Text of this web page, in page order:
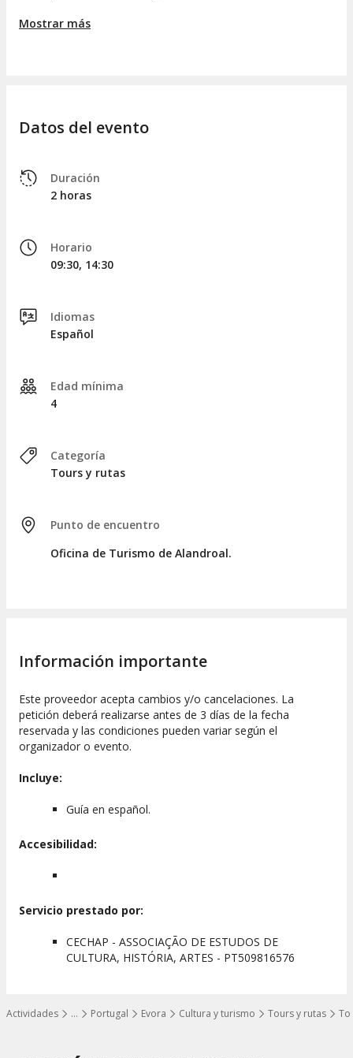
…
Mostrar todos los niveles
Actividades Portugal Evora Cultura y turismo Tours y rutas
alcalde de la villa y
localizado en laplaza de la República
de apreciar laiglesia de la Misericordia
curioso detalle que notaréis enseguida. Además, pasaremos
habréis descubierto este pequeño pero valioso lugar, repleto
de un rico patrimonio histórico y arquitectónico.
Mostrar más
Datos del evento
Duración
2 horas
Horario
09:30, 14:30
Idiomas
Español
Edad mínima
4
Categoría
Tours y rutas
Punto de encuentro
Oficina de Turismo de Alandroal.
Información importante
Este proveedor acepta cambios y/o cancelaciones. La
petición deberá realizarse antes de 3 días de la fecha
reservada y las condiciones pueden variar según el
organizador o evento.
Incluye:
Guía en español.
Accesibilidad:
Servicio prestado por:
CECHAP - ASSOCIAÇÃO DE ESTUDOS DE
CULTURA, HISTÓRIA, ARTES - PT509816576